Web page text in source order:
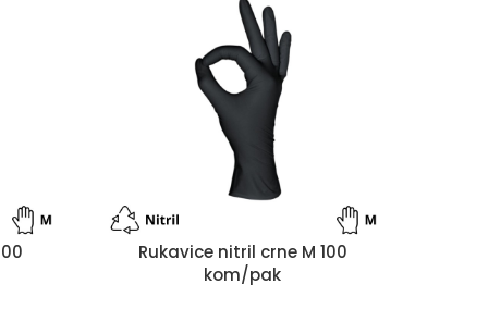
Rukavice nitril crne M 100
kom/pak